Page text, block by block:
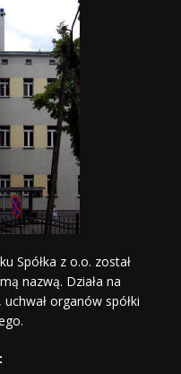
Spółka z o.o. został
nazwą. Działa na
organów spółki